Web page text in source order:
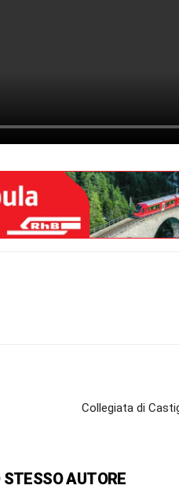
Collegiata di
STESSO AUTORE